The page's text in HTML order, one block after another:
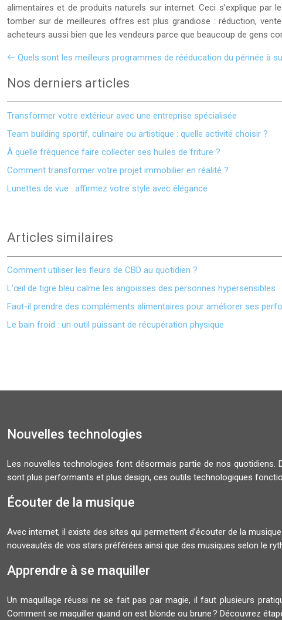
alimentaires et de produits naturels sur internet. Ceci s’explique
tomber sur de meilleures offres est plus grandiose : réduction,
acheteurs aussi bien que les vendeurs parce que beaucoup de gens
Quels sont les meilleurs programmes de rééducation du périnée à
Nos derniers articles
Transformer votre extérieur avec une entreprise spécialisée
Team building sportif, culinaire ou artistique : quelle activité choisir ?
À quelle fréquence faire collecter ses huiles de friture ?
Comment transformer votre projet immobilier en réalité ?
Lunettes de vue : affirmez votre style avec élégance
Articles similaires
Comment utiliser les fleurs de CBD au quotidien ?
L’œil de tigre bleu calme les angoisses des personnes hypersensibles
Faut-il prendre des compléments alimentaires pour améliorer ses
Le bain froid : un outil puissant de récupération physique
Nouvelles technologies
Les nouvelles technologies font désormais partie de nos quotidiens.
sont plus performants et plus design, ces outils technologiques
Écouter de la musique
Avec internet, il existe des sites qui permettent d’écouter de la
nouveautés de vos stars préférées ainsi que des musiques selon le
Apprendre à se maquiller
Un maquillage réussi ne se fait pas par magie, il faut plusieurs
Comment se maquiller quand on est blonde ou brune ? Découvrez